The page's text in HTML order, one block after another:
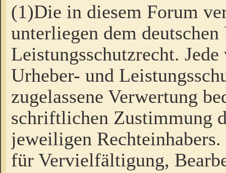
(1)Die in diesem Forum
unterliegen dem
Leistungsschutzrecht.
Urheber- und
zugelassene Verwertung
schriftlichen Zustimmung
jeweiligen
für Vervielfältigung,